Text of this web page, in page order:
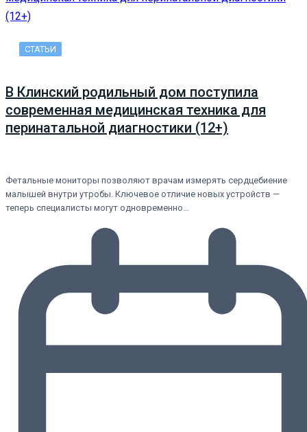
СТАТЬИ
В Клинский родильный дом поступила
современная медицинская техника для
перинатальной диагностики (12+)
Фетальные мониторы позволяют врачам измерять сердцебиение
малышей внутри утробы. Ключевое отличие новых устройств —
теперь специалисты могут одновременно…